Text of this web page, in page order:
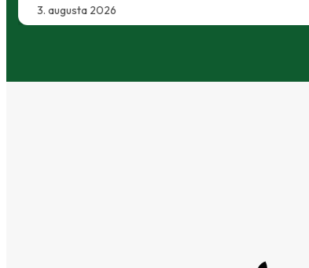
30. júla 2026